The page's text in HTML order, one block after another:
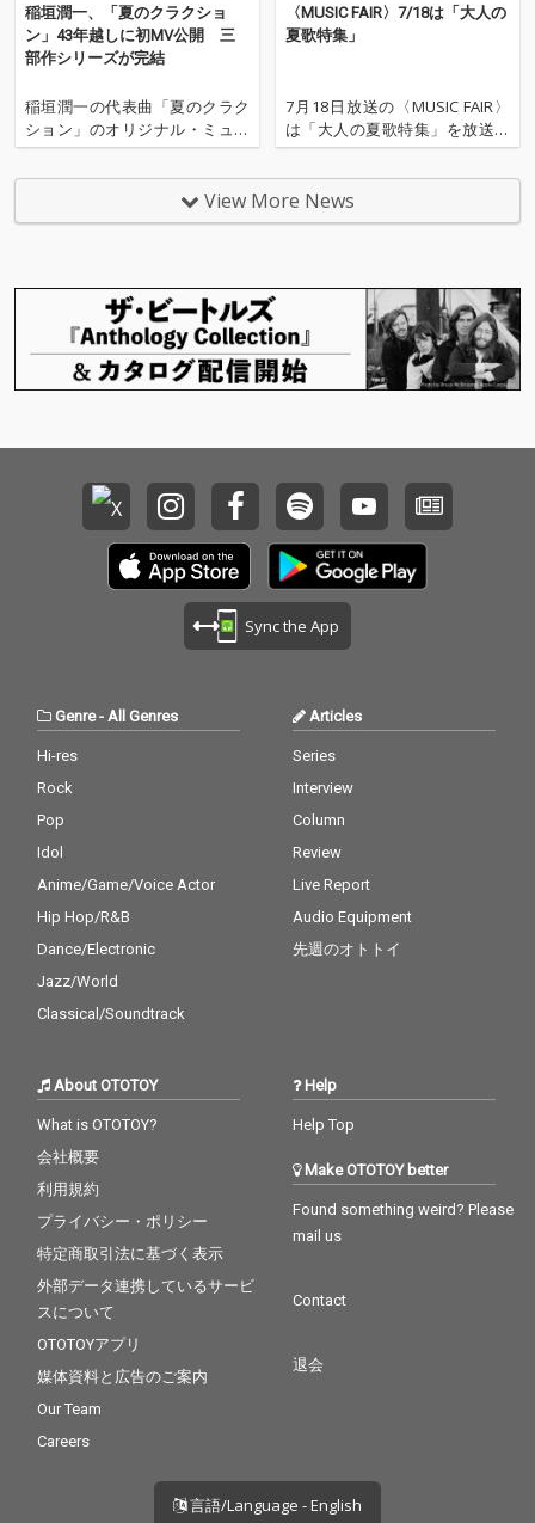
稲垣潤一、「夏のクラクショ
ン」43年越しに初MV公開 三
部作シリーズが完結
稲垣潤一の代表曲「夏のクラク
ション」のオリジナル・ミュー
ジックビデオが公開された。同
曲は1983年7月の発売以来、43
年を経て初めてミュージックビ
デオが制作された作品となる。
平、編曲・井上鑑という日本
〈MUSIC FAIR〉7/18は「大人の
夏歌特集」
7月18日放送の〈MUSIC FAIR〉
は「大人の夏歌特集」を放送す
る。 出演は、稲垣潤一、杉山清
貴、サンプラザ中野くん・パッ
パラー河合（爆風スランプ）。
稲垣潤一は1983年にリリースさ
ースされ
View More News
Sync the App
Genre-All Genres
Hi-res
Rock
Pop
Idol
Anime/Game/Voice Actor
Hip Hop/R&B
Dance/Electronic
Jazz/World
Classical/Soundtrack
Articles
Series
Interview
Column
Review
Live Report
Audio Equipment
先週のオトトイ
About OTOTOY
What is OTOTOY?
会社概要
利用規約
プライバシー・ポリシー
特定商取引法に基づく表示
外部データ連携しているサービ
スについて
OTOTOYアプリ
媒体資料と広告のご案内
Our Team
Careers
Help
Help Top
Make OTOTOY better
Found something weird? Please
mail us
Contact
退会
言語/Language - English